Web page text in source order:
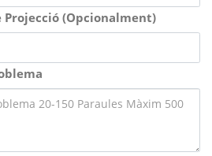
Projecció (Opcionalment)